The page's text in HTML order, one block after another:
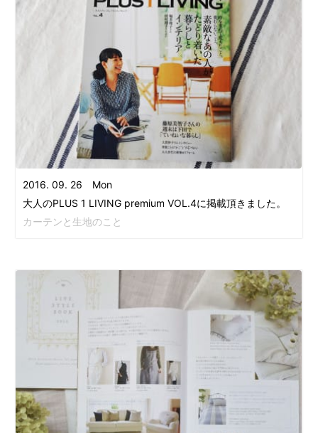
2016. 09. 26 Mon
大人のPLUS 1 LIVING premium VOL.4に掲載頂きました。
カーテンと生地のこと